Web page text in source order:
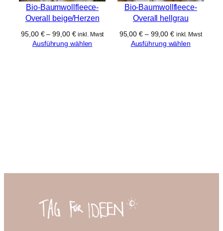
Bio-Baumwollfleece-
Overall beige/Herzen
95,00 €–99,00 € inkl. Mwst
Ausführung wählen
Bio-Baumwollfleece-
Overall hellgrau
95,00€– 99,00€ inkl. Mwst
Ausführung wählen